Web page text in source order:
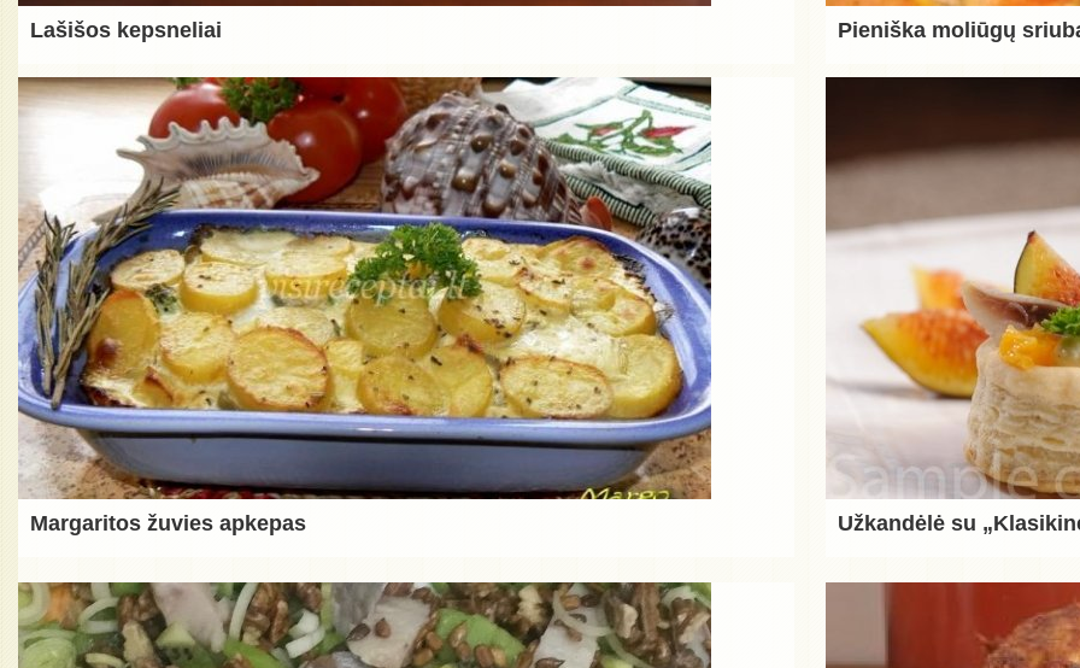
Lašišos kepsneliai Pieniška moliūgų
Margaritos žuvies apkepas Užkandėlė su